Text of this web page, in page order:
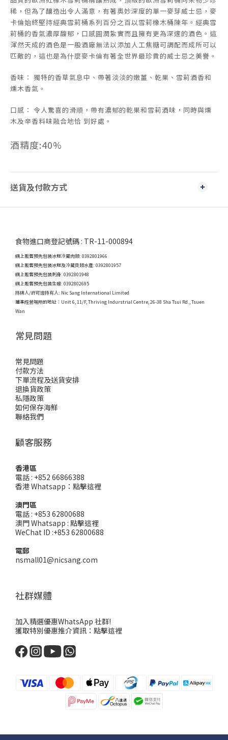
稀，但為了釀造出令人滿意，有著奧妙深度的單一麥芽威士忌，麥
卡倫始終堅持經典雪莉桶系列百分之百以雪莉橡木桶陳年。經典雪
莉桶的香氣濃厚馥郁，口感圓潤紮實而且擁有更為深邃的酒色。這
渾然天成的酒色是一般酒廠無法以添加人工焦糖可調配而成所可以
匹敵的，這也是為什麼麥卡倫有著全世界最珍貴的威士忌之美譽。
香味： 獨特的香草氣息中、帶著淡淡的嫩薑、乾果、雪莉酒香和
燻木香氣。
口感： 令人驚喜的滑順，帶有濃郁的乾果和雪莉酒味，同時與燻
木及辛香料味融合地恰 到好處。
酒精度:40%
送貨及付款方式
食物進口商登記號碼 : TR-11-000894
網上販售預先包裝冰鮮冷藏肉類: 0392801966
網上販售預先包裝冰鮮及冷藏貝類水產: 0392801957
網上販售預先包裝刺身: 0392801948
網上販售預先包裝生蠔: 0392802695
持牌人/許可證持有人: Nic Sang International Limited
獲準經營場所的地址： Unit 6, 11/F, Thriving Indurstrial Centre, 26-38 Sha Tsui Rd., Tsuen
Wan
常見問題
常見問題
付款方法
下單流程及送貨安排
退換貨政策
私隱政策
如何保存海鮮
聯絡我們
顧客服務
香港區
電話 : +852 66866388
香港 Whatsapp： 點擊這裡
澳門區
電話 : +853 62800688
澳門 Whatsapp : 點擊這裡
WeChat ID :+853 62800688
電郵
nsmall01@nicsang.com
社群媒體
加入精選優惠WhatsApp 社群!
獲取特別優惠推介資訊： 點擊這裡